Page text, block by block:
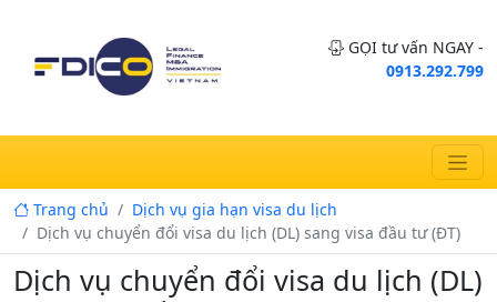
GỌI tư vấn NGAY -
0913.292.799
Trang chủ
Dịch vụ gia hạn visa du lịch
Dịch vụ chuyển đổi visa du lịch (DL) sang visa đầu tư (ĐT)
Dịch vụ chuyển đổi visa du lịch (DL)